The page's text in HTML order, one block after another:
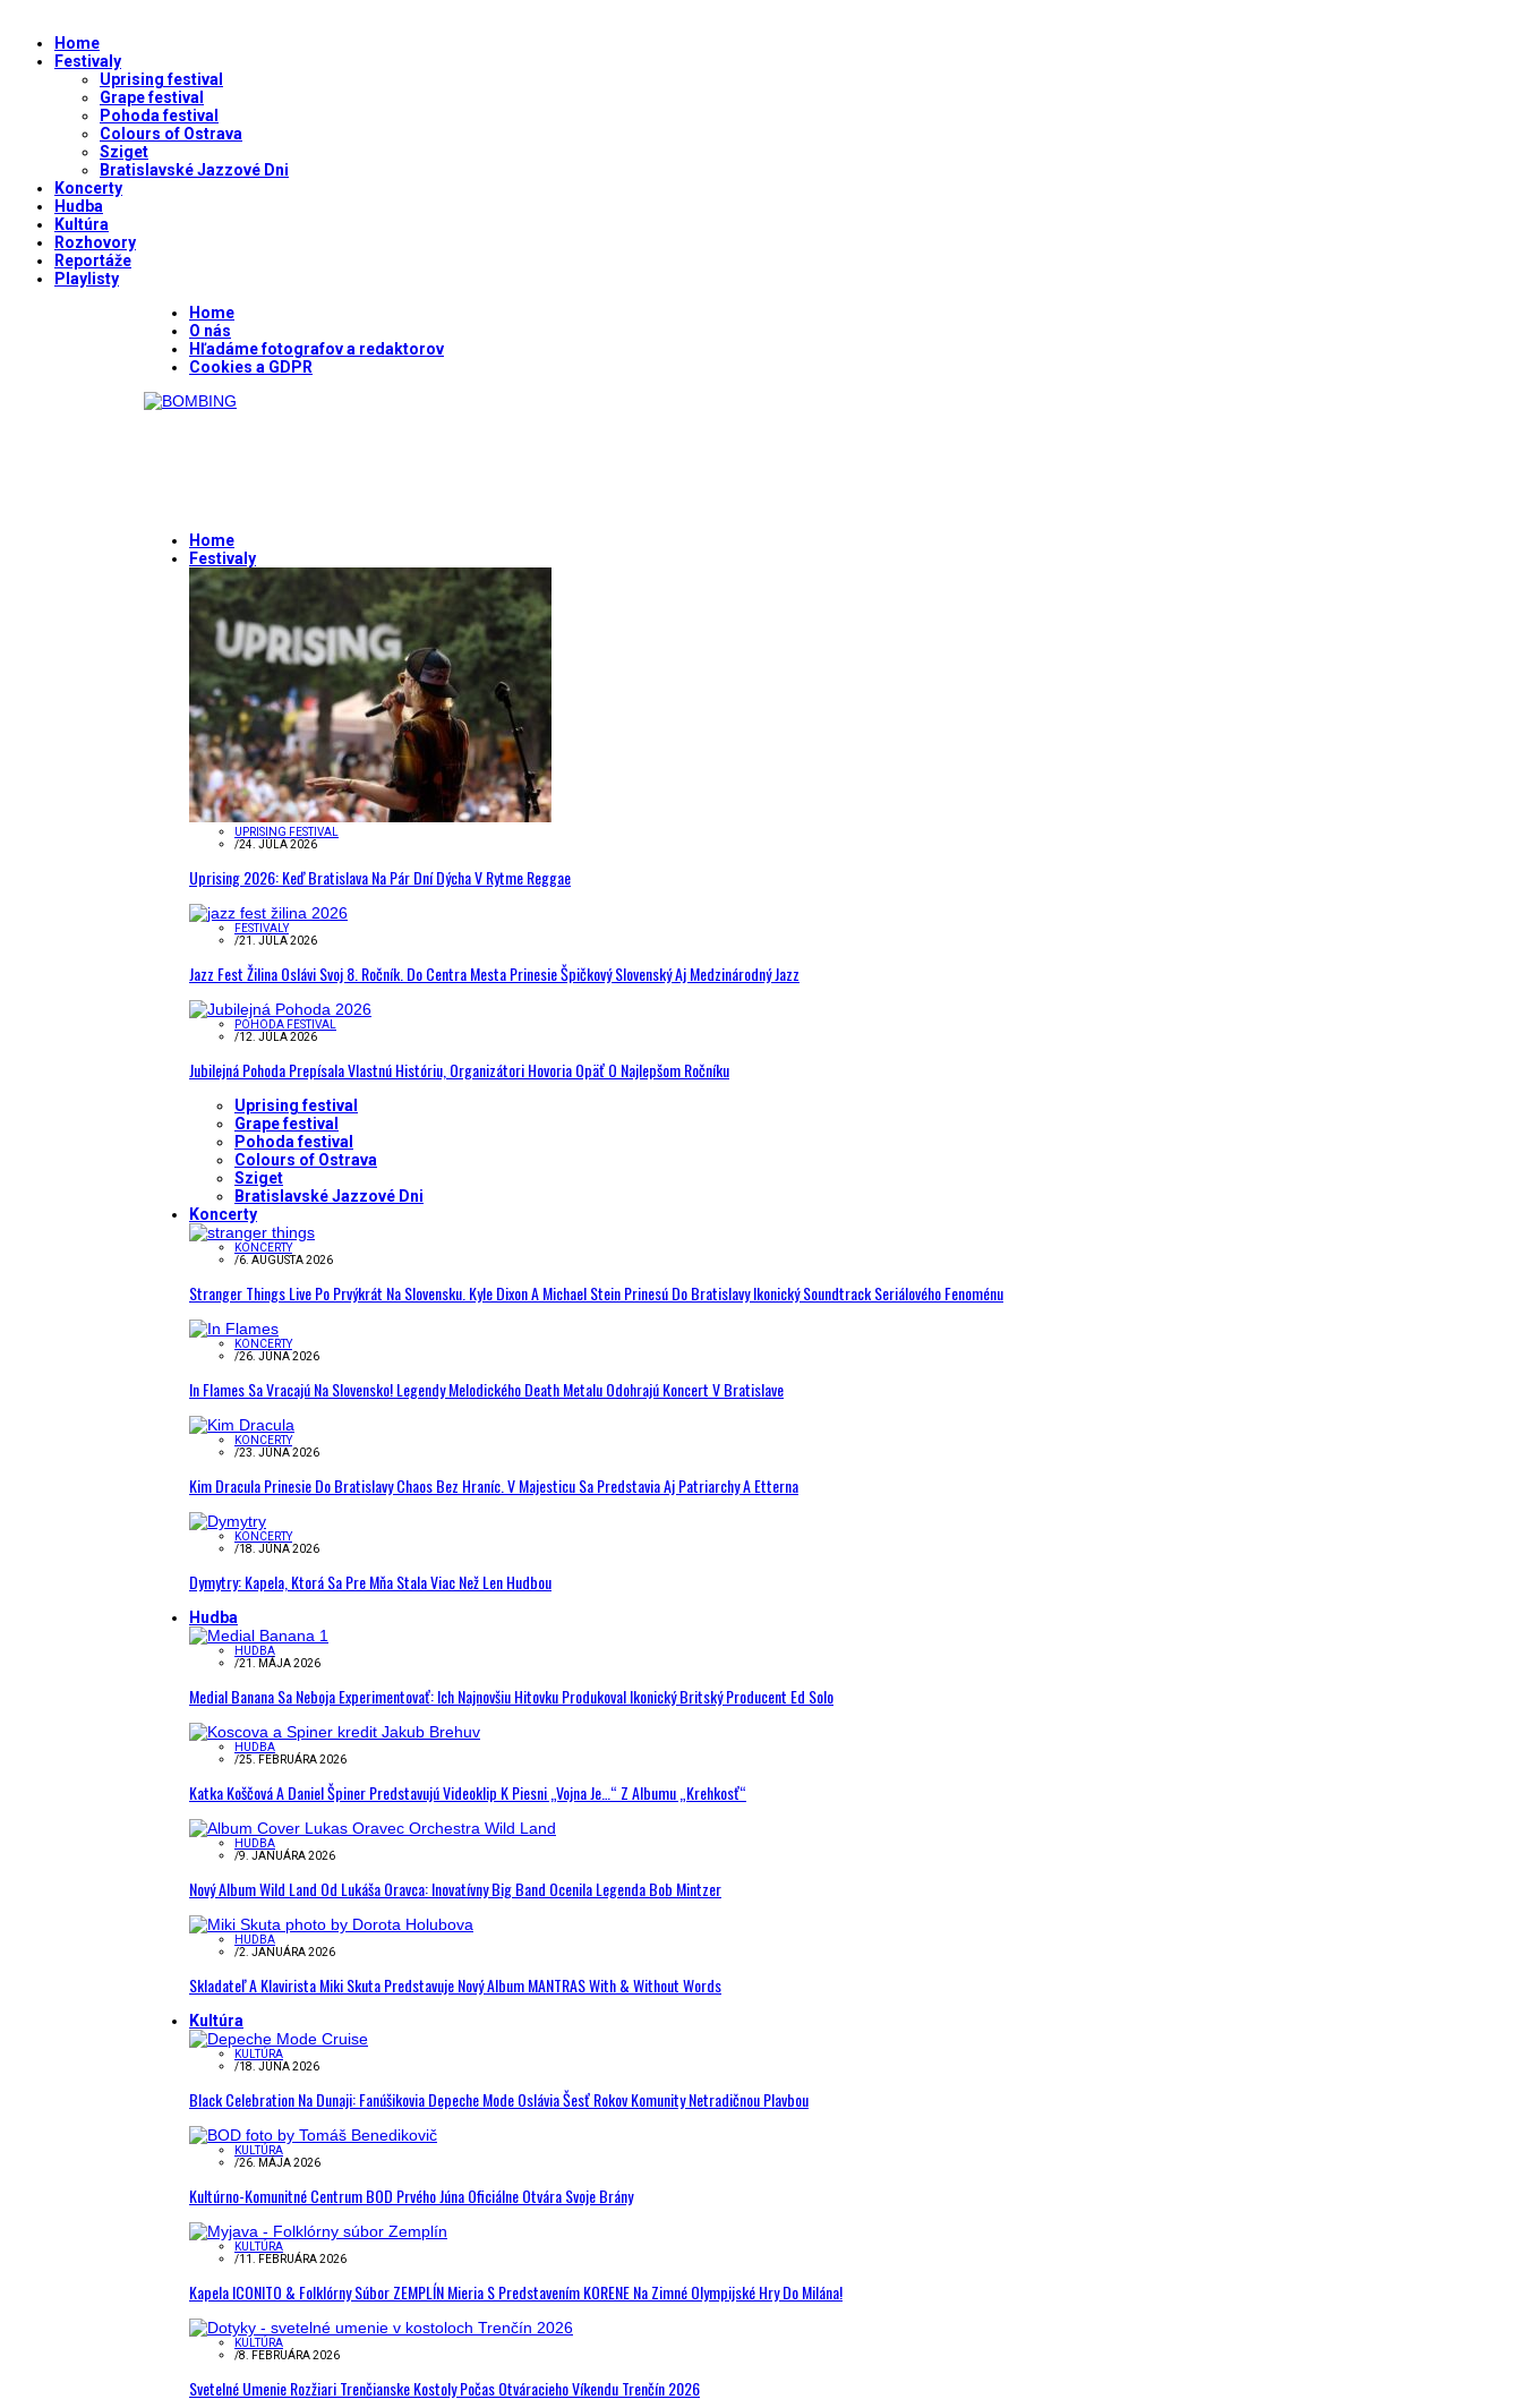
Home
Festivaly
Uprising festival
Grape festival
Pohoda festival
Colours of Ostrava
Sziget
Bratislavské Jazzové Dni
Koncerty
Hudba
Kultúra
Rozhovory
Reportáže
Playlisty
Home
O nás
Hľadáme fotografov a redaktorov
Cookies a GDPR
Home
Festivaly
UPRISING FESTIVAL
/24. JÚLA 2026
Uprising 2026: Keď Bratislava Na Pár Dní Dýcha V Rytme Reggae
FESTIVALY
/21. JÚLA 2026
Jazz Fest Žilina Oslávi Svoj 8. Ročník. Do Centra Mesta Prinesie Špičkový Slovenský Aj Medzinárodný Jazz
POHODA FESTIVAL
/12. JÚLA 2026
Jubilejná Pohoda Prepísala Vlastnú Históriu, Organizátori Hovoria Opäť O Najlepšom Ročníku
Uprising festival
Grape festival
Pohoda festival
Colours of Ostrava
Sziget
Bratislavské Jazzové Dni
Koncerty
KONCERTY
/6. AUGUSTA 2026
Stranger Things Live Po Prvýkrát Na Slovensku. Kyle Dixon A Michael Stein Prinesú Do Bratislavy Ikonický Soundtrack Seriálového Fenoménu
KONCERTY
/26. JÚNA 2026
In Flames Sa Vracajú Na Slovensko! Legendy Melodického Death Metalu Odohrajú Koncert V Bratislave
KONCERTY
/23. JÚNA 2026
Kim Dracula Prinesie Do Bratislavy Chaos Bez Hraníc. V Majesticu Sa Predstavia Aj Patriarchy A Etterna
KONCERTY
/18. JÚNA 2026
Dymytry: Kapela, Ktorá Sa Pre Mňa Stala Viac Než Len Hudbou
Hudba
HUDBA
/21. MÁJA 2026
Medial Banana Sa Neboja Experimentovať: Ich Najnovšiu Hitovku Produkoval Ikonický Britský Producent Ed Solo
HUDBA
/25. FEBRUÁRA 2026
Katka Koščová A Daniel Špiner Predstavujú Videoklip K Piesni „Vojna Je…“ Z Albumu „Krehkosť“
HUDBA
/9. JANUÁRA 2026
Nový Album Wild Land Od Lukáša Oravca: Inovatívny Big Band Ocenila Legenda Bob Mintzer
HUDBA
/2. JANUÁRA 2026
Skladateľ A Klavirista Miki Skuta Predstavuje Nový Album MANTRAS With & Without Words
Kultúra
KULTÚRA
/18. JÚNA 2026
Black Celebration Na Dunaji: Fanúšikovia Depeche Mode Oslávia Šesť Rokov Komunity Netradičnou Plavbou
KULTÚRA
/26. MÁJA 2026
Kultúrno-Komunitné Centrum BOD Prvého Júna Oficiálne Otvára Svoje Brány
KULTÚRA
/11. FEBRUÁRA 2026
Kapela ICONITO & Folklórny Súbor ZEMPLÍN Mieria S Predstavením KORENE Na Zimné Olympijské Hry Do Milána!
KULTÚRA
/8. FEBRUÁRA 2026
Svetelné Umenie Rozžiari Trenčianske Kostoly Počas Otváracieho Víkendu Trenčín 2026